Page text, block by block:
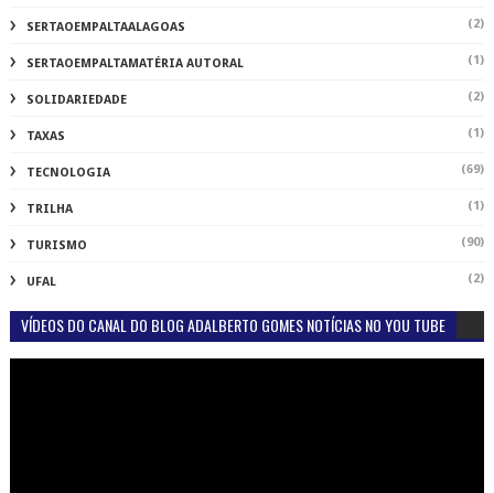
SERTAOEMPALTAALAGOAS (2)
SERTAOEMPALTAMATÉRIA AUTORAL (1)
SOLIDARIEDADE (2)
TAXAS (1)
TECNOLOGIA (69)
TRILHA (1)
TURISMO (90)
UFAL (2)
VÍDEOS DO CANAL DO BLOG ADALBERTO GOMES NOTÍCIAS NO YOU TUBE